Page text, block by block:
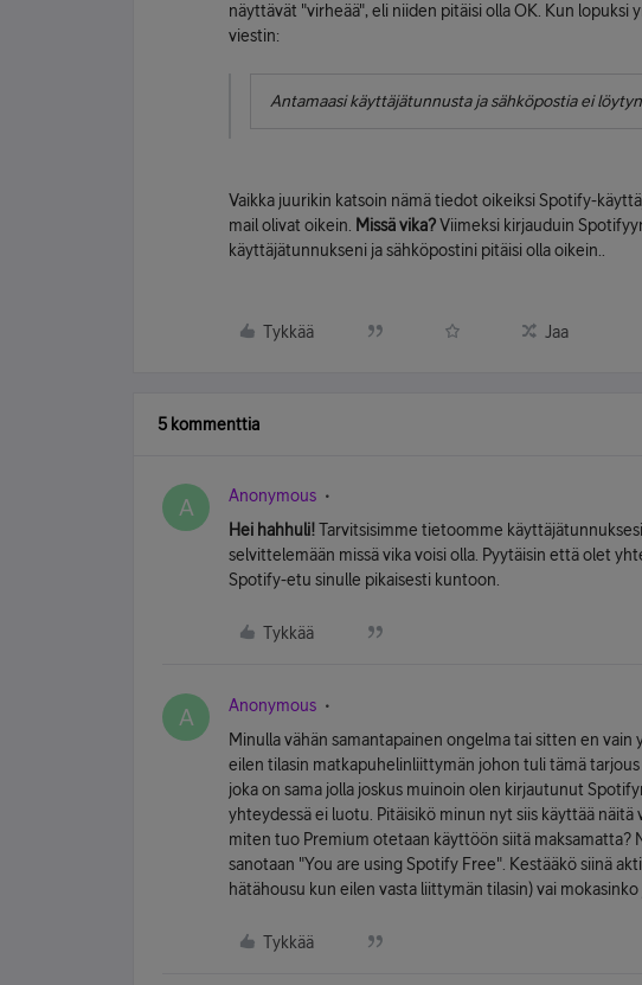
näyttävät "virheää", eli niiden pitäisi olla OK. Kun lopuksi
viestin:
Antamaasi käyttäjätunnusta ja sähköpostia ei
Vaikka juurikin katsoin nämä tiedot oikeiksi Spotify-
mail olivat oikein.
Missä vika?Viimeksi kirjauduin
käyttäjätunnukseni ja sähköpostini pitäisi olla oikein..
Tykkää Jaa
5 kommenttia
A Anonymous
Hei hahhuli!Tarvitsisimme tietoomme
selvittelemään missä vika voisi olla. Pyytäisin että olet
Spotify-etu sinulle pikaisesti kuntoon.
Tykkää
A Anonymous
Minulla vähän samantapainen ongelma tai sitten en
eilen tilasin matkapuhelinliittymän johon tuli tämä
joka on sama jolla joskus muinoin olen kirjautunut
yhteydessä ei luotu. Pitäisikö minun nyt siis käyttää
miten tuo Premium otetaan käyttöön siitä maksamatta?
sanotaan "You are using Spotify Free". Kestääkö siinä
hätähousu kun eilen vasta liittymän tilasin) vai
Tykkää